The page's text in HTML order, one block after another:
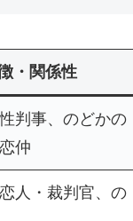
・関係性
判事、のどかの
仲
人・裁判官、の